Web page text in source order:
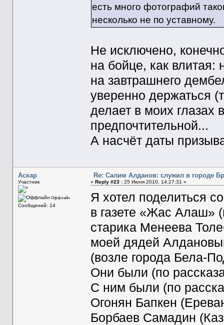
есть много фотографий
несколько не по уставному.
Не исключено,
на бойце, как
на завтрашнего
уверенно держаться
делает в моих глазах
предпочтительной...
А насчёт даты
Аскар
Участник
Оффлайн
Сообщений: 14
Re: Салим Алданов: служил в городе
« Reply #23 :25 Июня 2010, 14:27:31 »
Я хотел поделиться
в газете «Жас Алаш»
старика Менеева
моей дядей
(возле города Бела-
Они были (по
С ним были (по
Огонян Бапкен
Борбаев Самадин